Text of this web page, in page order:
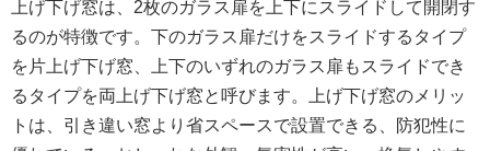
上げ下げ窓は、2枚のガラス扉を上下にスライドして開閉す
るのが特徴です。下のガラス扉だけをスライドするタイプ
を片上げ下げ窓、上下のいずれのガラス扉もスライドでき
るタイプを両上げ下げ窓と呼びます。上げ下げ窓のメリッ
トは、引き違い窓より省スペースで設置できる、防犯性に